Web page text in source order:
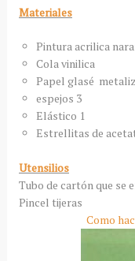
Materiales
Pintura acrilica
Cola vinilica
Papel glasé
espejos 3
Elástico 1
Estrellitas de
Utensilios
Tubo de cartón que se
Pincel tijeras
Como